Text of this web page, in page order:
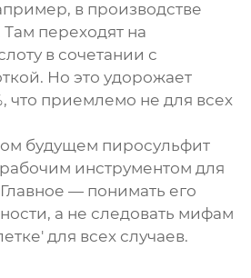
в производстве
Там переходят на
в сочетании с
Но это удорожает
что приемлемо не для всех
будущем пиросульфит
рабочим инструментом для
— понимать его
а не следовать мифам
для всех случаев.